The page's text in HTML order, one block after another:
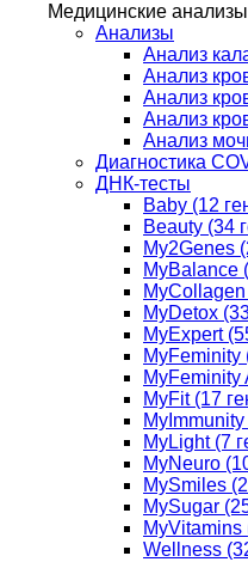
Медицинские анализы
Анализы
Анализ
Анализ
Анализ
Анализ
Анализ
Диагностика
ДНК-тесты
Baby (12
Beauty (34
My2Genes
MyBalance
MyDetox
MyExpert
MyFeminity
MyFeminity
MyFit (17
MyLight (7
MyNeuro
MySmiles
MySugar
MyVitamins
Wellness